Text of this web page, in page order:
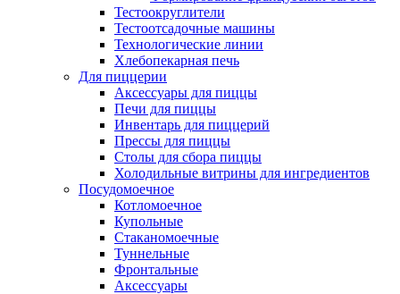
Тестоокруглители
Тестоотсадочные машины
Технологические линии
Хлебопекарная печь
Для пиццерии
Аксессуары для пиццы
Печи для пиццы
Инвентарь для пиццерий
Прессы для пиццы
Столы для сбора пиццы
Холодильные витрины для ингредиентов
Посудомоечное
Котломоечное
Купольные
Стаканомоечные
Туннельные
Фронтальные
Аксессуары